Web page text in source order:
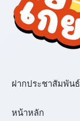
ฝากประชาสัมพันธ์
หน้าหลัก